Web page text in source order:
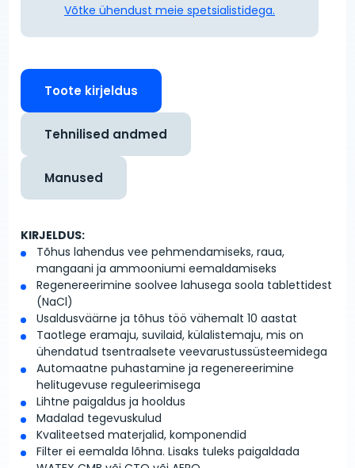
Võtke ühendust meie spetsialistidega.
Toote kirjeldus
Tehnilised andmed
Manused
KIRJELDUS:
Tõhus lahendus vee pehmendamiseks, raua,
mangaani ja ammooniumi eemaldamiseks
Regenereerimine soolvee lahusega soola tablettidest
(NaCl)
Usaldusväärne ja tõhus töö vähemalt 10 aastat
Taotlege eramaju, suvilaid, külalistemaju, mis on
ühendatud tsentraalsete veevarustussüsteemidega
Automaatne puhastamine ja regenereerimine
helitugevuse reguleerimisega
Lihtne paigaldus ja hooldus
Madalad tegevuskulud
Kvaliteetsed materjalid, komponendid
Filter ei eemalda lõhna. Lisaks tuleks paigaldada